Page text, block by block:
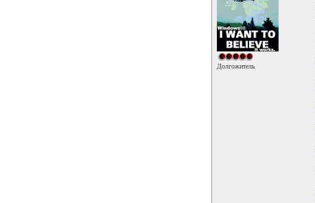
Долгожитель